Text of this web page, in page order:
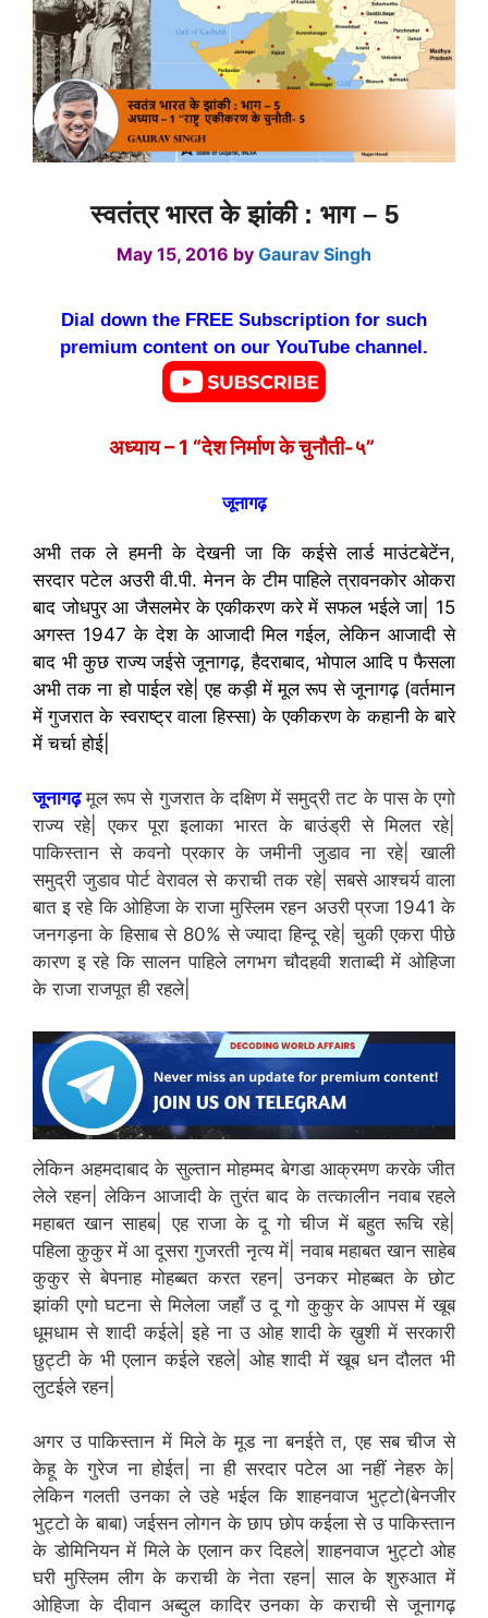
स्वतंत्र भारत के झांकी : भाग – 5
May 15, 2016 by Gaurav Singh
Dial down the FREE Subscription for such
premium content on our YouTube channel.
अध्याय – 1 “देश निर्माण के चुनौती-५”
जूनागढ़
अभी तक ले हमनी के देखनी जा कि कईसे लार्ड माउंटबेटेंन,
सरदार पटेल अउरी वी.पी. मेनन के टीम पाहिले त्रावनकोर ओकरा
बाद जोधपुर आ जैसलमेर के एकीकरण करे में सफल भईले जा| 15
अगस्त 1947 के देश के आजादी मिल गईल, लेकिन आजादी से
बाद भी कुछ राज्य जईसे जूनागढ़, हैदराबाद, भोपाल आदि प फैसला
अभी तक ना हो पाईल रहे| एह कड़ी में मूल रूप से जूनागढ़ (वर्तमान
में गुजरात के स्वराष्ट्र वाला हिस्सा) के एकीकरण के कहानी के बारे
में चर्चा होई|
जूनागढ़मूल रूप से गुजरात के दक्षिण में समुद्री तट के पास के एगो
राज्य रहे| एकर पूरा इलाका भारत के बाउंड्री से मिलत रहे|
पाकिस्तान से कवनो प्रकार के जमीनी जुडाव ना रहे| खाली
समुद्री जुडाव पोर्ट वेरावल से कराची तक रहे| सबसे आश्चर्य वाला
बात इ रहे कि ओहिजा के राजा मुस्लिम रहन अउरी प्रजा 1941 के
जनगड़ना के हिसाब से 80% से ज्यादा हिन्दू रहे| चुकी एकरा पीछे
कारण इ रहे कि सालन पाहिले लगभग चौदहवी शताब्दी में ओहिजा
के राजा राजपूत ही रहले|
लेकिन अहमदाबाद के सुल्तान मोहम्मद बेगडा आक्रमण करके जीत
लेले रहन| लेकिन आजादी के तुरंत बाद के तत्कालीन नवाब रहले
महाबत खान साहब| एह राजा के दू गो चीज में बहुत रूचि रहे|
पहिला कुकुर में आ दूसरा गुजरती नृत्य में| नवाब महाबत खान साहेब
कुकुर से बेपनाह मोहब्बत करत रहन| उनकर मोहब्बत के छोट
झांकी एगो घटना से मिलेला जहाँ उ दू गो कुकुर के आपस में खूब
धूमधाम से शादी कईले| इहे ना उ ओह शादी के ख़ुशी में सरकारी
छुट्टी के भी एलान कईले रहले| ओह शादी में खूब धन दौलत भी
लुटईले रहन|
अगर उ पाकिस्तान में मिले के मूड ना बनईते त, एह सब चीज से
केहू के गुरेज ना होईत| ना ही सरदार पटेल आ नहीं नेहरु के|
लेकिन गलती उनका ले उहे भईल कि शाहनवाज भुट्टो(बेनजीर
भुट्टो के बाबा) जईसन लोगन के छाप छोप कईला से उ पाकिस्तान
के डोमिनियन में मिले के एलान कर दिहले| शाहनवाज भुट्टो ओह
घरी मुस्लिम लीग के कराची के नेता रहन| साल के शुरुआत में
ओहिजा के दीवान अब्दुल कादिर उनका के कराची से जूनागढ़